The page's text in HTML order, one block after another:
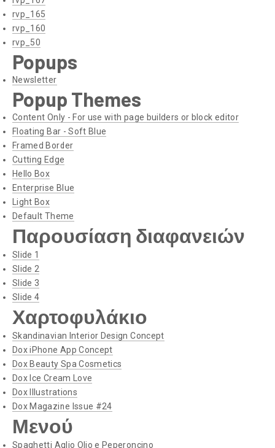
rvp_165
rvp_160
rvp_50
Popups
Newsletter
Popup Themes
Content Only - For use with page builders or block editor
Floating Bar - Soft Blue
Framed Border
Cutting Edge
Hello Box
Enterprise Blue
Light Box
Default Theme
Παρουσίαση διαφανειών
Slide 1
Slide 2
Slide 3
Slide 4
Χαρτοφυλάκιο
Skandinavian Interior Design Concept
Dox iPhone App Concept
Dox Beauty Spa Cosmetics
Dox Ice Cream Love
Dox Illustrations
Dox Magazine Issue #24
Μενού
Spaghetti Aglio Olio e Peperoncino